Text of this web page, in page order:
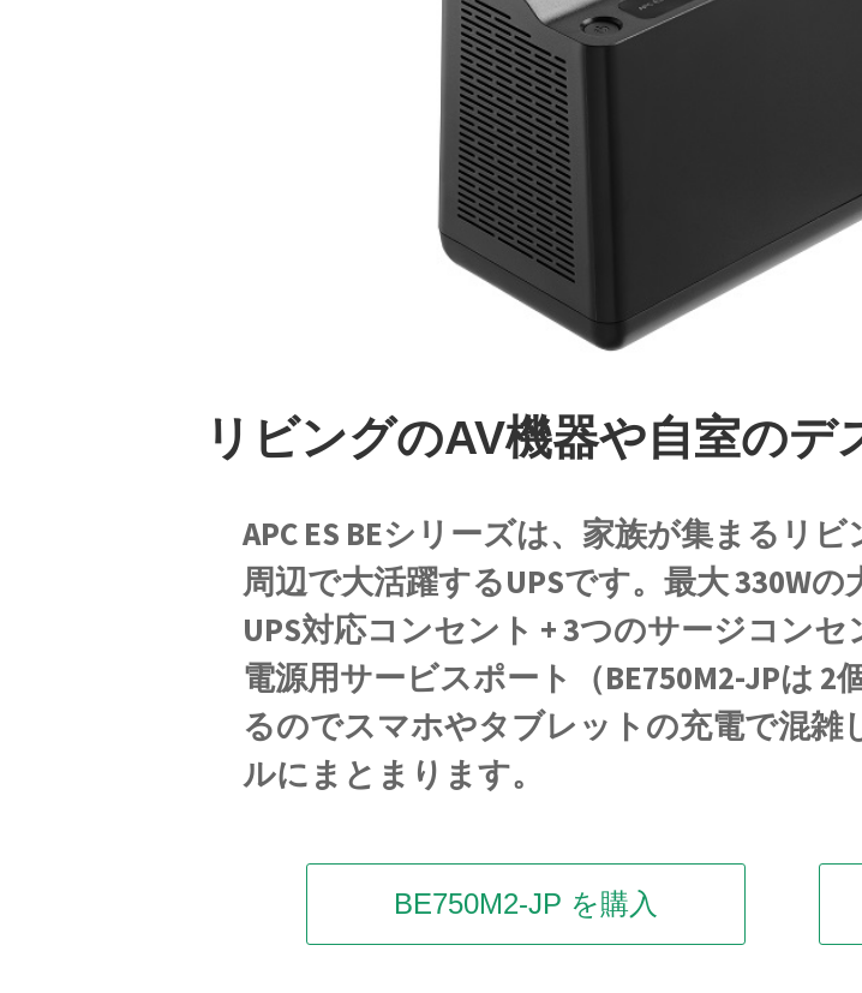
リビングのAV機器や自室のデ
APC ES BEシリーズは、家族が集まるリ
周辺で大活躍するUPSです。最大 330W
UPS対応コンセント + 3つのサージコンセ
電源用サービスポート（BE750M2-JPは 2
るのでスマホやタブレットの充電で混
ルにまとまります。
BE750M2-JP を購入